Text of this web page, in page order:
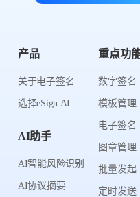
产品
关于电子签名
选择eSign.AI
AI助手
AI智能风险识别
AI协议摘要
重点功
数字签名
模板管理
电子签名
图章管理
批量发起
定时发送